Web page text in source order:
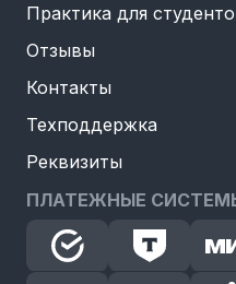
Практика для
Отзывы
Контакты
Техподдержка
Реквизиты
ПЛАТЕЖНЫЕ